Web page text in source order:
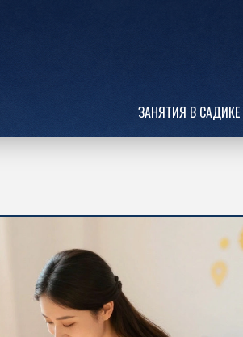
ЗАНЯТИЯ В САДИКЕ